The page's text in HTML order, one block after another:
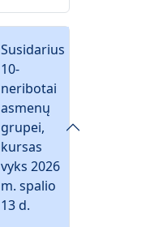
Susidarius
10-
neribotai
asmenų
grupei,
kursas
vyks 2026
m. spalio
13 d.